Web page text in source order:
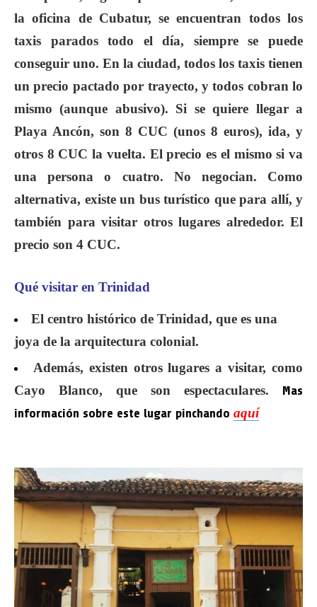
la oficina de Cubatur, se encuentran todos los
taxis parados todo el día, siempre se puede
conseguir uno. En la ciudad, todos los taxis tienen
un precio pactado por trayecto, y todos cobran lo
mismo (aunque abusivo). Si se quiere llegar a
Playa Ancón, son 8 CUC (unos 8 euros), ida, y
otros 8 CUC la vuelta. El precio es el mismo si va
una persona o cuatro. No negocian. Como
alternativa, existe un bus turístico que para allí, y
también para visitar otros lugares alrededor. El
precio son 4 CUC.
Qué visitar en Trinidad
El centro histórico de Trinidad, que es una
joya de la arquitectura colonial.
Además, existen otros lugares a visitar, como
Cayo Blanco, que son espectaculares. Mas
información sobre este lugar pinchando aquí